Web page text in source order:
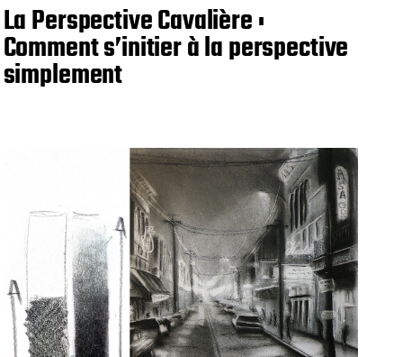
La Perspective Cavalière :
Comment s’initier à la perspective
simplement